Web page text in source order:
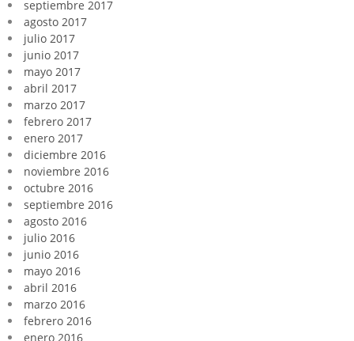
septiembre 2017
agosto 2017
julio 2017
junio 2017
mayo 2017
abril 2017
marzo 2017
febrero 2017
enero 2017
diciembre 2016
noviembre 2016
octubre 2016
septiembre 2016
agosto 2016
julio 2016
junio 2016
mayo 2016
abril 2016
marzo 2016
febrero 2016
enero 2016